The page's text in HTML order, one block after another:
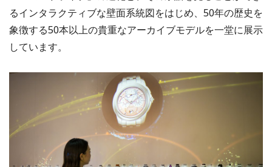
るインタラクティブな壁面系統図をはじめ、50年の歴史を
象徴する50本以上の貴重なアーカイブモデルを一堂に展示
しています。